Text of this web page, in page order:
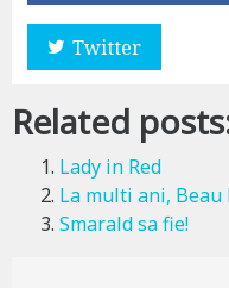
Twitter
Related
Lady in Red
La multi ani, Beau
Smarald sa fie!